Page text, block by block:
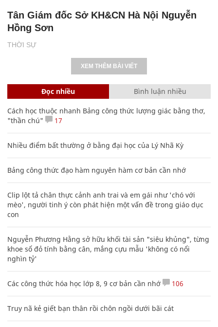
THỜI SỰ
Tân Giám đốc Sở KH&CN Hà Nội Nguyễn
Hồng Sơn
XEM THÊM BÀI VIẾT
Đọc nhiều Bình luận nhiều
Cách học thuộc nhanh Bảng công thức lượng giác bằng thơ,
"thần chú"
17
Nhiều điểm bất thường ở bằng đại học của Lý Nhã Kỳ
Bảng công thức đạo hàm nguyên hàm cơ bản cần nhớ
Clip lột tả chân thực cảnh anh trai và em gái như 'chó với
mèo', người tinh ý còn phát hiện một vấn đề trong giáo dục
con
Nguyễn Phương Hằng sở hữu khối tài sản "siêu khủng", từng
khoe sổ đỏ tính bằng cân, mắng cựu mẫu 'không có nổi
nghìn tỷ'
Các công thức hóa học lớp 8, 9 cơ bản cần nhớ 106
Truy nã kẻ giết bạn thân rồi chôn ngồi dưới bãi cát